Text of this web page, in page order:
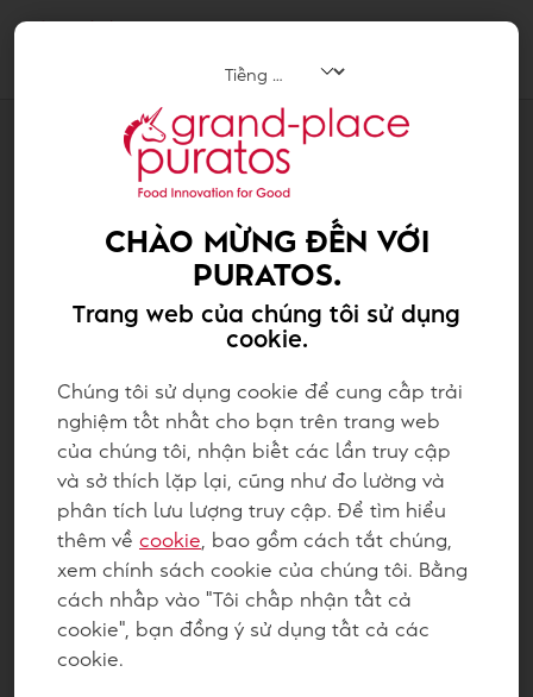
CÔNG THỨC
SÔ CÔ LA MENDIANT NGHỆ
CHÀO MỪNG ĐẾN VỚI
PURATOS.
Trang web của chúng tôi sử dụng
cookie.
Chúng tôi sử dụng cookie để cung cấp trải
nghiệm tốt nhất cho bạn trên trang web
của chúng tôi, nhận biết các lần truy cập
và sở thích lặp lại, cũng như đo lường và
phân tích lưu lượng truy cập. Để tìm hiểu
thêm về cookie, bao gồm cách tắt chúng,
xem chính sách cookie của chúng tôi. Bằng
cách nhấp vào "Tôi chấp nhận tất cả
cookie", bạn đồng ý sử dụng tất cả các
cookie.